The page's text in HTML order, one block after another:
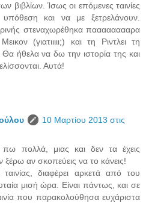
βιβλίων. Ίσως οι επόμενες ταινίες
και να με ξετρελάνουν.
στεναχωρέθηκα πααααααααρα
(γιατιιιιι;) και τη Ριντλει τη
ήθελα να δω την ιστορία της και
Αυτά!
10 Μαρτίου 2013 στις
πολλά, μιας και δεν τα έχεις
ξέρω αν σκοπεύεις να το κάνεις!
διαφέρει αρκετά από του
μισή ώρα. Είναι πάντως, και σε
που παρακολούθησα ευχάριστα